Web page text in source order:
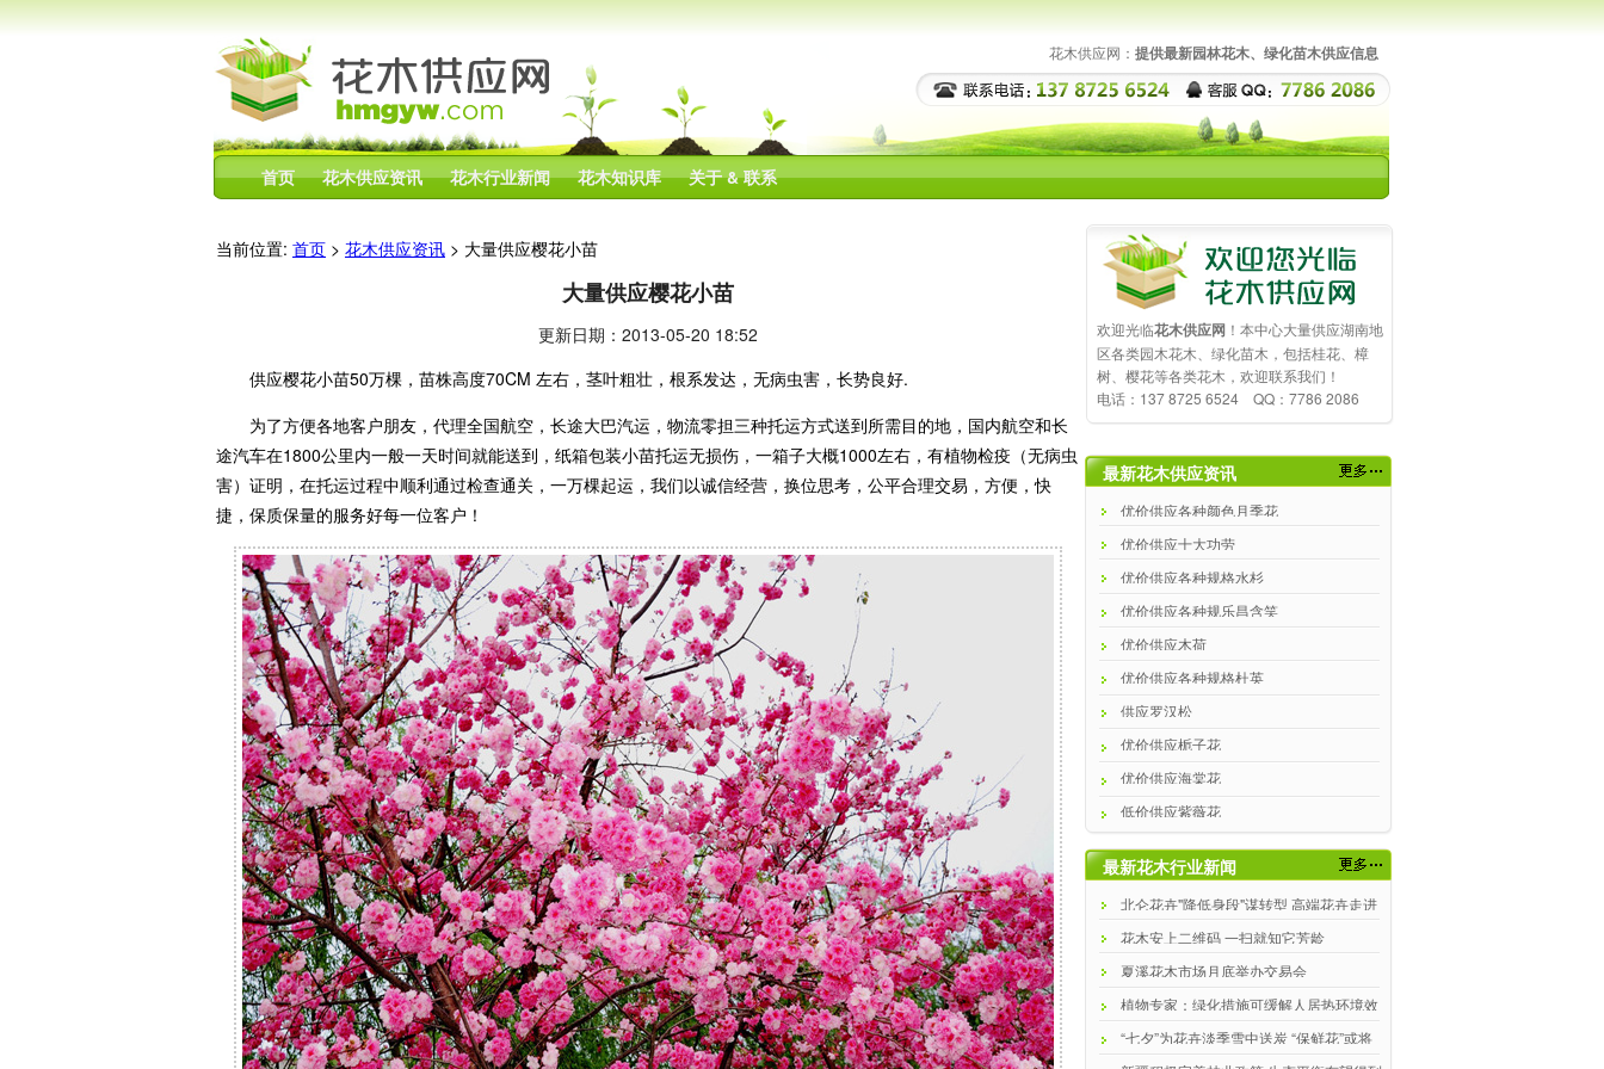
花木供应网： 提供最新园林花木、绿化苗木供应信息
首页 花木供应资讯 花木行业新闻 花木知识库 关于 & 联系
当前位置: 首页 > 花木供应资讯 > 大量供应樱花小苗
大量供应樱花小苗
更新日期：2013-05-20 18:52
供应樱花小苗50万棵，苗株高度70CM 左右，茎叶粗壮，根系发达，无病虫害，长势良好.
为了方便各地客户朋友，代理全国航空，长途大巴汽运，物流零担三种托运方式送到所需目的地，国内航空和长
途汽车在1800公里内一般一天时间就能送到，纸箱包装小苗托运无损伤，一箱子大概1000左右，有植物检疫（无病虫
害）证明，在托运过程中顺利通过检查通关，一万棵起运，我们以诚信经营，换位思考，公平合理交易，方便，快
捷，保质保量的服务好每一位客户！
欢迎光临花木供应网 ！本中心大量供应湖南地
区各类园木花木、绿化苗木，包括桂花、樟
树、樱花等各类花木，欢迎联系我们！
电话：137 8725 6524 QQ：7786 2086
最新花木供应资讯
优价供应各种颜色月季花
优价供应十大功劳
优价供应各种规格水杉
优价供应各种规乐昌含笑
优价供应木荷
优价供应各种规格杜英
供应罗汉松
优价供应栀子花
优价供应海棠花
低价供应紫薇花
最新花木行业新闻
北仑花卉"降低身段"谋转型 高端花卉走进
百姓家
花木安上二维码 一扫就知它芳龄
夏溪花木市场月底举办交易会
植物专家：绿化措施可缓解人居热环境效
应
“七夕”为花卉淡季雪中送炭 “保鲜花”或将
流行